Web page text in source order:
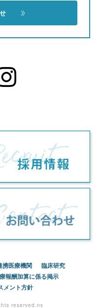
携医療機関
臨床研究
報酬加算に係る掲示
メント方針
reserved.ns